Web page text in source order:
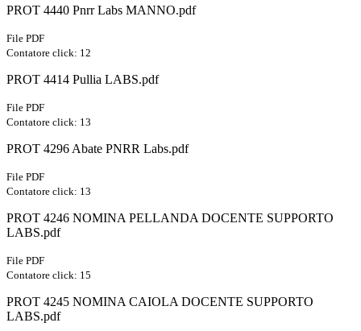
PROT 4440 Pnrr Labs MANNO.pdf
File PDF
Contatore click: 12
PROT 4414 Pullia LABS.pdf
File PDF
Contatore click: 13
PROT 4296 Abate PNRR Labs.pdf
File PDF
Contatore click: 13
PROT 4246 NOMINA PELLANDA DOCENTE SUPPORTO
LABS.pdf
File PDF
Contatore click: 15
PROT 4245 NOMINA CAIOLA DOCENTE SUPPORTO
LABS.pdf